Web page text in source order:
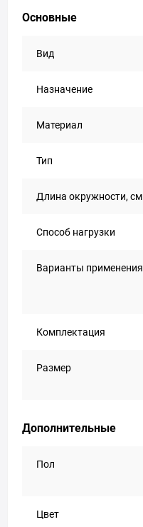
Основные
Вид
Назначение
Материал
Тип
Длина окружности, см
Способ нагрузки
Варианты применения
Комплектация
Размер
Дополнительные
Пол
Цвет